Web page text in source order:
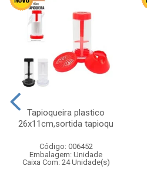
Tapioqueira plastico
26x11cm,sortida tapioqu
Código: 006452
Embalagem: Unidade
Caixa Com: 24 Unidade(s)